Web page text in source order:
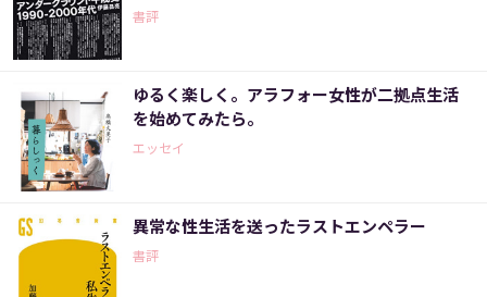
書評
ゆるく楽しく。アラフォー女性が二拠点生活
を始めてみたら。
エッセイ
異常な性生活を送ったラストエンペラー
書評